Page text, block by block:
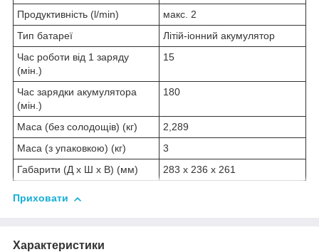
Продуктивність (l/min)
макс. 2
Тип батареї
Літій-іонний акумулятор
Час роботи від 1 заряду
(мін.)
15
Час зарядки акумулятора
(мін.)
180
Маса (без солодощів) (кг)
2,289
Маса (з упаковкою) (кг)
3
Габарити (Д х Ш х В) (мм)
283 x 236 x 261
Приховати
Характеристики